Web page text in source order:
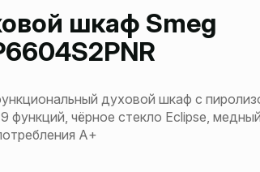
шкаф Smeg
духовой шкаф с
функций, чёрное стекло Eclipse,
А+